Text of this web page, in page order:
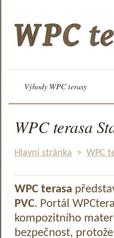
Výhody WPC terasy
WPC terasa
Hlavní stránka > WPC
WPC terasa
PVC. Portál
kompozitního
bezpečnost,